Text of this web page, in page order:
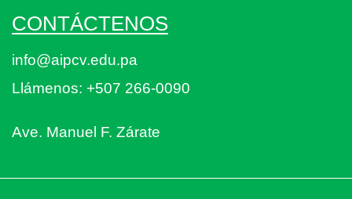
CONTÁCTENOS
info@aipcv.edu.pa
Llámenos: +507 266-0090
Ave. Manuel F. Zárate